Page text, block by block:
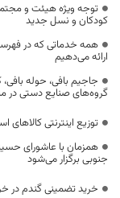
توجه ویژه هیئت و
کودکان و نسل جدید
همه خدماتی که در
ارائه می‌دهیم
جاجیم بافی، حوله
گروه‌های صنایع دستی در
توزیع اینترنتی کالاهای
جنوبی برگزار می‌شود
خرید تضمینی گندم در خراسان